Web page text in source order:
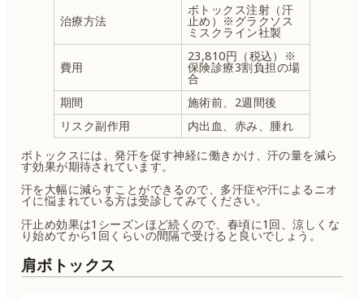
治療方法
ボトックス注射（汗
止め）※グラクソス
ミスクライン社製
費用
23,810円（税込）※
保険診療3割負担の場
合
期間
施術前、2週間後
リスク副作用
内出血、赤み、腫れ
ボトックスには、発汗を促す神経に働きかけ、汗の量を減ら
す効果が期待されています。
汗を大幅に減らすことができるので、多汗症や汗によるニオ
イに悩まれている方は受診してみてください。
汗止め効果は1シーズンほど続くので、春頃に1回、涼しくな
り始めてから1回くらいの間隔で受けると良いでしょう。
肩ボトックス